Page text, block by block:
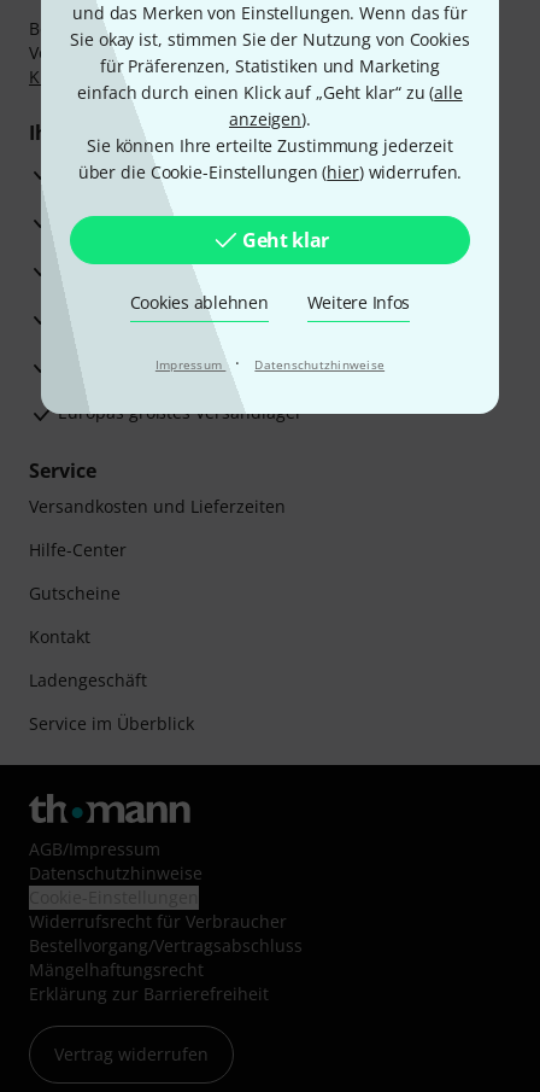
und das Merken von Einstellungen. Wenn das für
Sie okay ist, stimmen Sie der Nutzung von Cookies
für Präferenzen, Statistiken und Marketing
einfach durch einen Klick auf „Geht klar“ zu (alle
anzeigen).
Sie können Ihre erteilte Zustimmung jederzeit
über die Cookie-Einstellungen (hier) widerrufen.
Geht klar
Cookies ablehnen Weitere Infos
Impressum · Datenschutzhinweise
Bezahlen Sie vertraulich und sicher per Nachnahme,
Vorkasse, PayPal, Amazon Pay,Klarna Sofort bezahlen,
Klarna Ratenzahlungoder Kreditkarte.
Ihre Vorteile
3 Jahre Thomann Garantie
30 Tage Money-Back-Garantie
Reparaturservice
Beratung durch Fachexperten
Zufriedenheitsgarantie
Europas größtes Versandlager
Service
Versandkosten und Lieferzeiten
Hilfe-Center
Gutscheine
Kontakt
Ladengeschäft
Service im Überblick
AGB/Impressum
Datenschutzhinweise
Widerrufsrecht für Verbraucher
Bestellvorgang/Vertragsabschluss
Mängelhaftungsrecht
Erklärung zur Barrierefreiheit
Vertrag widerrufen